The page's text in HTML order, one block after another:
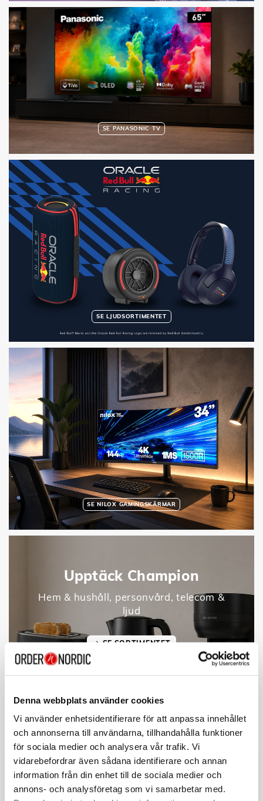
Denna webbplats använder cookies
Vi använder enhetsidentifierare för att anpassa innehållet
och annonserna till användarna, tillhandahålla funktioner
för sociala medier och analysera vår trafik. Vi
vidarebefordrar även sådana identifierare och annan
information från din enhet till de sociala medier och
annons- och analysföretag som vi samarbetar med.
SE PANASONIC TV
SE LJUDSORTIMENTET
SE NILOX GAMINGSKÄRMAR
Upptäck Champion
Hem & hushåll, personvård, telecom &
ljud
SE SORTIMENTET